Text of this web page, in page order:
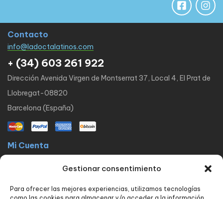
Gestionar consentimiento
Para ofrecer las mejores experiencias, utilizamos tecnologías
Contacto
info@ladoctalatinos.com
+ (34) 603 261 922
Dirección Avenida Virgen de Montserrat 37, Local 4, El Prat de
Llobregat-08820
Barcelona (España)
Mi Cuenta
Políticas